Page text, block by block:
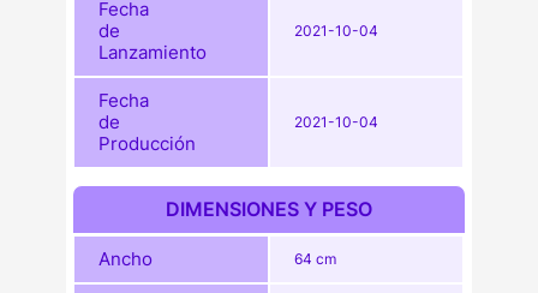
Fecha
de
Lanzamiento
2021-10-04
Fecha
de
Producción
2021-10-04
DIMENSIONES Y PESO
Ancho 64 cm